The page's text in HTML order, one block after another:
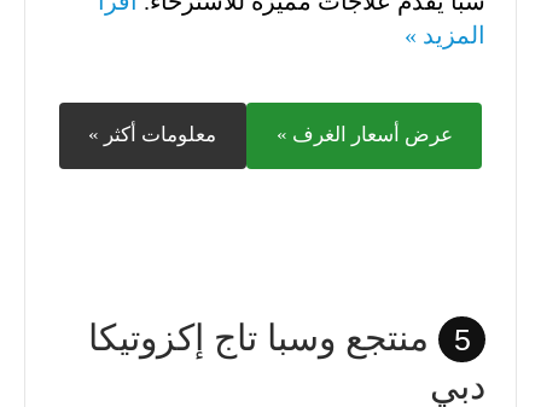
المزيد »
عرض أسعار الغرف » معلومات أكثر »
5
منتجع وسبا تاج إكزوتيكا
دبي